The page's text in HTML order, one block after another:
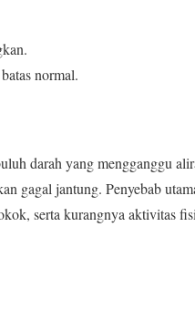
normal.
darah yang mengganggu
gagal jantung. Penyebab
serta kurangnya aktivitas